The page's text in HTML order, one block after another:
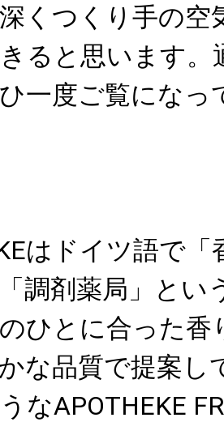
くつくり手の空
ると思います。
一度ご覧になっ
はドイツ語で
調剤薬局」とい
ひとに合った香
な品質で提案し
なAPOTHEKE